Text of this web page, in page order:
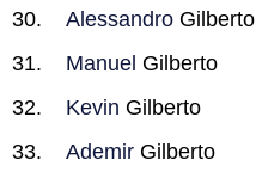
Alessandro Gilberto
Manuel Gilberto
Kevin Gilberto
Ademir Gilberto